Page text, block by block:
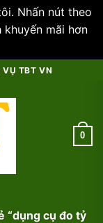
Nhấn nút theo
mãi hơn
VỤ TBT VN
0
“dụng cụ đo tỷ